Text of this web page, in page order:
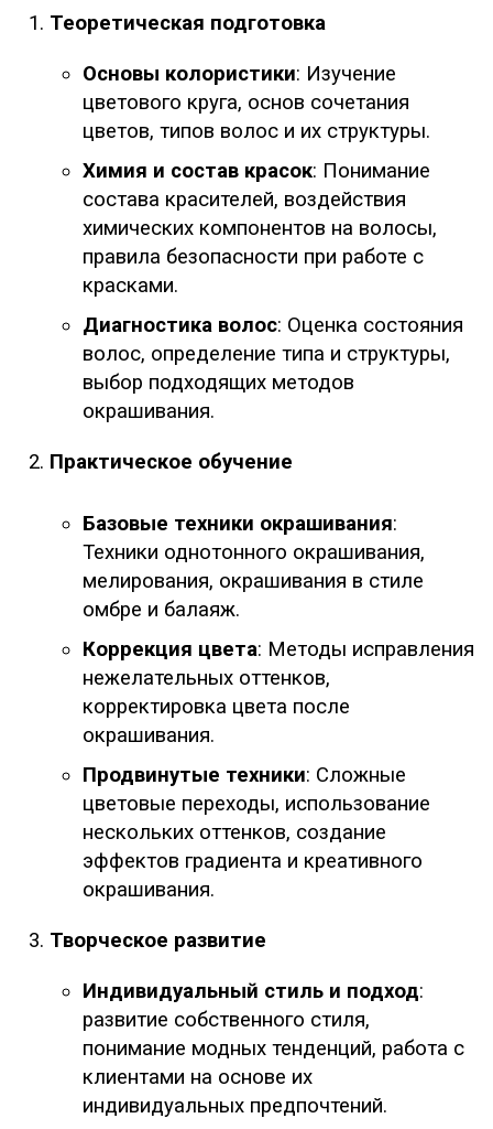
Теоретическая подготовка
Основы колористики: Изучение
цветового круга, основ сочетания
цветов, типов волос и их структуры.
Химия и состав красок: Понимание
состава красителей, воздействия
химических компонентов на волосы,
правила безопасности при работе с
красками.
Диагностика волос: Оценка состояния
волос, определение типа и структуры,
выбор подходящих методов
окрашивания.
Практическое обучение
Базовые техники окрашивания:
Техники однотонного окрашивания,
мелирования, окрашивания в стиле
омбре и балаяж.
Коррекция цвета: Методы исправления
нежелательных оттенков,
корректировка цвета после
окрашивания.
Продвинутые техники: Сложные
цветовые переходы, использование
нескольких оттенков, создание
эффектов градиента и креативного
окрашивания.
Творческое развитие
Индивидуальный стиль и подход:
развитие собственного стиля,
понимание модных тенденций, работа с
клиентами на основе их
индивидуальных предпочтений.